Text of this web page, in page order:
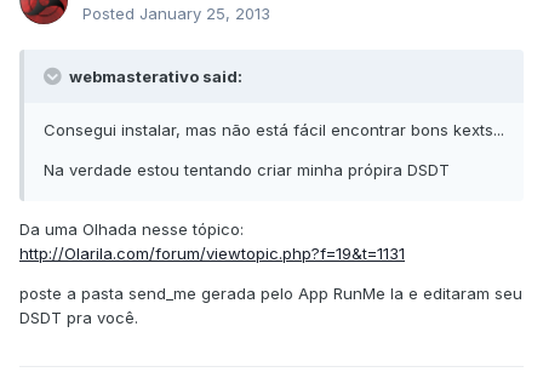
Posted January 25, 2013
webmasterativo said:
Consegui instalar, mas não está fácil encontrar bons kexts...
Na verdade estou tentando criar minha própira DSDT
Da uma Olhada nesse tópico:
http://Olarila.com/forum/viewtopic.php?f=19&t=1131
poste a pasta send_me gerada pelo App RunMe la e editaram seu
DSDT pra você.